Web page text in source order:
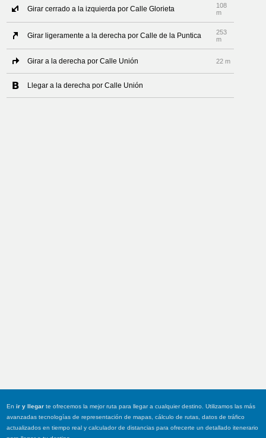
Girar cerrado a la izquierda por Calle Glorieta
108
m
Girar ligeramente a la derecha por Calle de la Puntica
253
m
Girar a la derecha por Calle Unión 22 m
Llegar a la derecha por Calle Unión
Enir y llegar te ofrecemos la mejor ruta para llegar a cualquier destino. Utilizamos las más
avanzadas tecnologías de representación de mapas, cálculo de rutas, datos de tráfico
actualizados en tiempo real y calculador de distancias para ofrecerte un detallado itenerario